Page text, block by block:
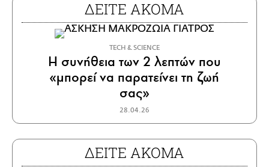
ΔΕΙΤΕ ΑΚΟΜΑ
ΤECH & SCIENCE
Η συνήθεια των 2 λεπτών που
«μπορεί να παρατείνει τη ζωή
σας»
28.04.26
ΔΕΙΤΕ ΑΚΟΜΑ